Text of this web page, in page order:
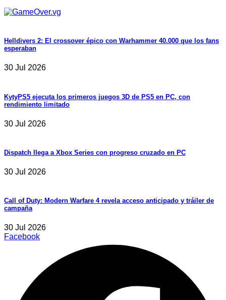
Helldivers 2: El crossover épico con Warhammer 40.000 que los fans
esperaban
30 Jul 2026
KytyPS5 ejecuta los primeros juegos 3D de PS5 en PC, con
rendimiento limitado
30 Jul 2026
Dispatch llega a Xbox Series con progreso cruzado en PC
30 Jul 2026
Call of Duty: Modern Warfare 4 revela acceso anticipado y tráiler de
campaña
30 Jul 2026
Facebook